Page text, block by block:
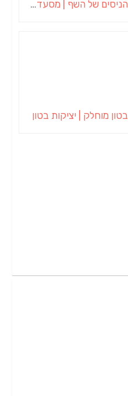
הניסים של השף | מסעדת שף בבית | ארוחות גורמה
בטון מוחלק | יציקות בטון